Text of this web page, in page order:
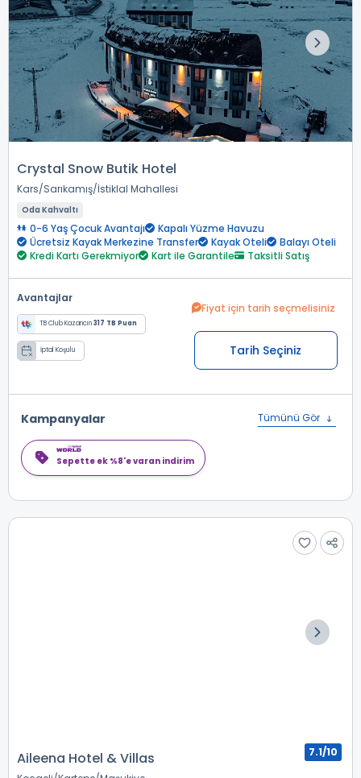
Crystal Snow Butik Hotel
Kars Sarıkamış İstiklal Mahallesi
Oda Kahvaltı
0-6 Yaş Çocuk Avantajı
Kapalı Yüzme Havuzu
Ücretsiz Kayak Merkezine Transfer
Kayak Oteli
Balayı Oteli
Kredi Kartı Gerekmiyor
Kart ile Garantile Taksitli Satış
Avantajlar
TB Club Kazancın317 TB Puan
İptal Koşulu
Fiyat için tarih seçmelisiniz
Tarih Seçiniz
Kampanyalar Tümünü Gör
Sepette ek %8'e varan indirim
Aileena Hotel & Villas 7.1/10